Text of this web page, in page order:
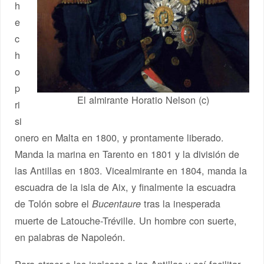
El almirante Horatio Nelson (c)
h
e
c
h
o
p
ri
si
onero en Malta en 1800, y prontamente liberado.
Manda la marina en Tarento en 1801 y la división de
las Antillas en 1803. Vicealmirante en 1804, manda la
escuadra de la isla de Aix, y finalmente la escuadra
de Tolón sobre elBucentaure tras la inesperada
muerte de Latouche-Tréville. Un hombre con suerte,
en palabras de Napoleón.